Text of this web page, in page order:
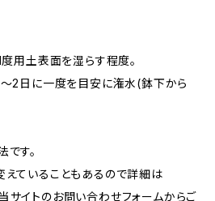
用土表面を湿らす程度。
2日に一度を目安に潅水(鉢下から
す。
ていることもあるので詳細は
イトのお問い合わせフォームからご